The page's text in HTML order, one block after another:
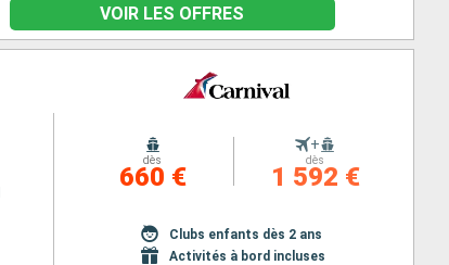
VOIR LES OFFRES
dès
660 €
+
dès
1 592 €
Clubs enfants dès 2 ans
Activités à bord incluses